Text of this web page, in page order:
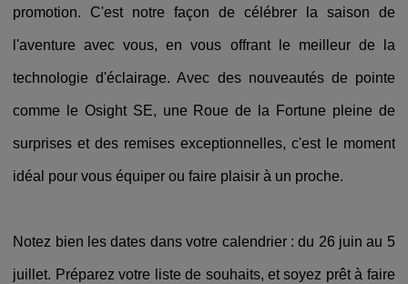
promotion. C'est notre façon de célébrer la saison de
l'aventure avec vous, en vous offrant le meilleur de la
technologie d'éclairage. Avec des nouveautés de pointe
comme le Osight SE, une Roue de la Fortune pleine de
surprises et des remises exceptionnelles, c'est le moment
idéal pour vous équiper ou faire plaisir à un proche.
Notez bien les dates dans votre calendrier : du 26 juin au 5
juillet. Préparez votre liste de souhaits, et soyez prêt à faire